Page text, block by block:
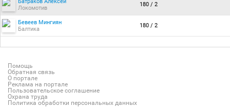
Локомотив
180 / 2
Бевеев Мингиян
Балтика
180 / 2
Помощь
Обратная связь
О портале
Реклама на портале
Пользовательское соглашение
Охрана труда
Политика обработки персональных данных